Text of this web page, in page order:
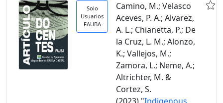
Solo
Usuarios
FAUBA
Camino, M.; Velasco
Aceves, P. A.; Alvarez,
A. L.; Chianetta, P.; De
la Cruz, L. M.; Alonzo,
K.; Vallejos, M.;
Zamora, L.; Neme, A.;
Altrichter, M. &
Cortez, S.